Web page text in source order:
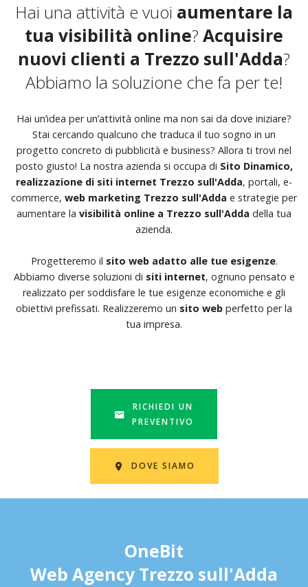
Hai una attività e vuoi aumentare la
tua visibilità online? Acquisire
nuovi clienti a Trezzo sull'Adda?
Abbiamo la soluzione che fa per te!
Hai un’idea per un’attività online ma non sai da dove iniziare?
Stai cercando qualcuno che traduca il tuo sogno in un
progetto concreto di pubblicità e business? Allora ti trovi nel
posto giusto! La nostra azienda si occupa di Sito Dinamico,
realizzazione di siti internet Trezzo sull'Adda, portali, e-
commerce, web marketing Trezzo sull'Adda e strategie per
aumentare la visibilità online a Trezzo sull'Adda della tua
azienda.
Progetteremo il sito web adatto alle tue esigenze.
Abbiamo diverse soluzioni di siti internet, ognuno pensato e
realizzato per soddisfare le tue esigenze economiche e gli
obiettivi prefissati. Realizzeremo un sito web perfetto per la
tua impresa.
RICHIEDI UN
PREVENTIVO
DOVE SIAMO
OneBit
Web Agency Trezzo sull'Adda